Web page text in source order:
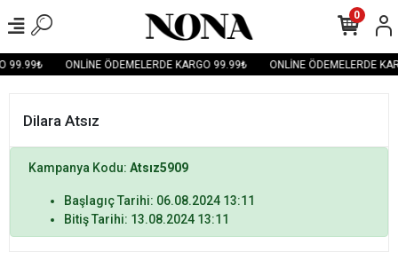
99.99₺ ONLİNE ÖDEMELERDE KARGO 99.99₺ ONLİNE ÖDEMELERDE
0
Dilara Atsız
Kampanya Kodu: Atsız5909
Başlagıç Tarihi: 06.08.2024 13:11
Bitiş Tarihi: 13.08.2024 13:11